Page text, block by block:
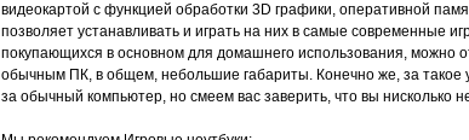
видеокартой с функцией обработки 3D графики, оперативной
позволяет устанавливать и играть на них в самые современные
покупающихся в основном для домашнего использования, можно
обычным ПК, в общем, небольшие габариты. Конечно же, за такое
за обычный компьютер, но смеем вас заверить, что вы нисколько